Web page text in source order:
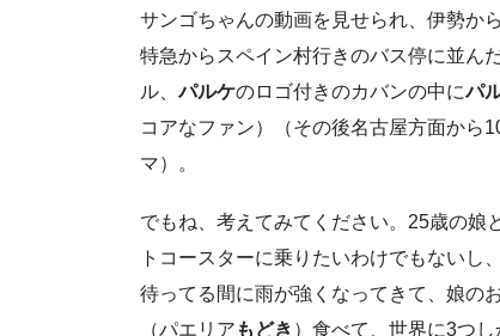
サンゴちゃんの動画を見せられ、伊勢か
特急からスペイン村行きのバス停に並ん
ル、パルケのロゴ付きのカバンの中にパ
コアなファン）（その後名古屋方面から
マ）。
でもね、考えてみてください。25歳の
トコースターに乗りたいわけでもないし
待ってる間に雨が強くなってきて、娘の
（パエリア もどき ）食べて、世界に3つ